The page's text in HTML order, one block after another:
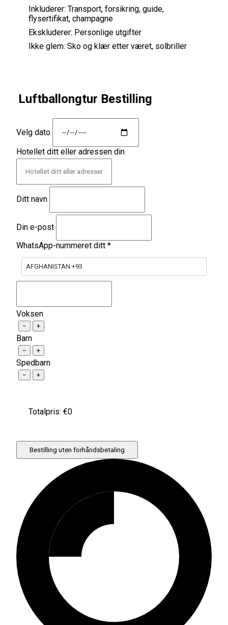
Inkluderer: Transport, forsikring, guide,
flysertifikat, champagne
Ekskluderer: Personlige utgifter
Ikke glem: Sko og klær etter været, solbriller
Luftballongtur Bestilling
Velg dato
Hotellet ditt eller adressen din
Ditt navn
Din e-post
WhatsApp-nummeret ditt *
AFGHANISTAN +93
Voksen
− +
Barn
− +
Spedbarn
− +
Totalpris: €0
Bestilling uten forhåndsbetaling